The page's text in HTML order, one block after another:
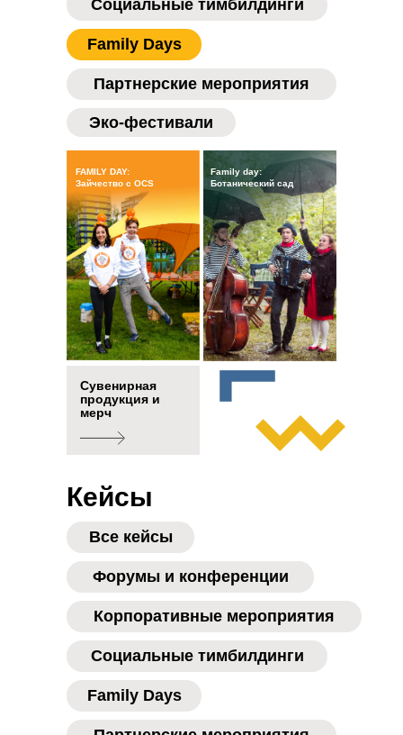
Сувенирная
продукция и
мерч
Социальные тимбилдинги
Family Days
Эко-фестивали
Партнерские мероприятия
FAMILY DAY:
Зайчество с OCS
Family day:
Ботанический сад
Кейсы
Форумы и конференции
Корпоративные мероприятия
Социальные тимбилдинги
Family Days
Все кейсы